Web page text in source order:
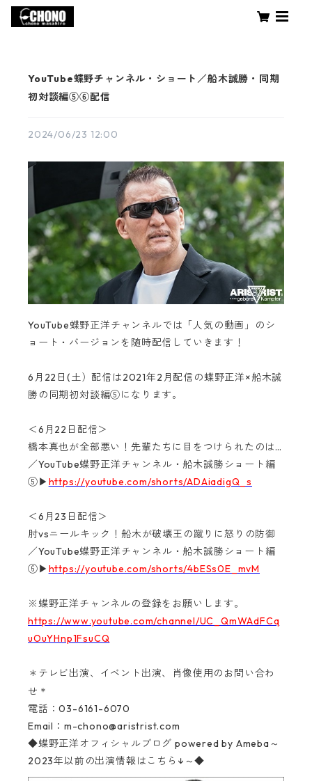
YouTube蝶野チャンネル・ショート／船木誠勝・同期
初対談編⑤⑥配信
2024/06/23 12:00
YouTube蝶野正洋チャンネルでは「人気の動画」のシ
ョート・バージョンを随時配信していきます！
6月22日(土）配信は2021年2月配信の蝶野正洋×船木誠
勝の同期初対談編⑤になります。
＜6月22日配信＞
橋本真也が全部悪い！先輩たちに目をつけられたのは…
／YouTube蝶野正洋チャンネル・船木誠勝ショート編
⑤▶ https://youtube.com/shorts/ADAiadigQ_s
＜6月23日配信＞
肘vsニールキック！船木が破壊王の蹴りに怒りの防御
／YouTube蝶野正洋チャンネル・船木誠勝ショート編
⑥▶ https://youtube.com/shorts/4bESs0E_mvM
※蝶野正洋チャンネルの登録をお願いします。
https://www.youtube.com/channel/UC_QmWAdFCq
uOuYHnp1FsuCQ
＊テレビ出演、イベント出演、肖像使用のお問い合わ
せ ＊
電話：03-6161-6070‬
Email： m-chono@aristrist.com
◆蝶野正洋オフィシャルブログ powered by Ameba～
2023年以前の出演情報はこちら↓～◆